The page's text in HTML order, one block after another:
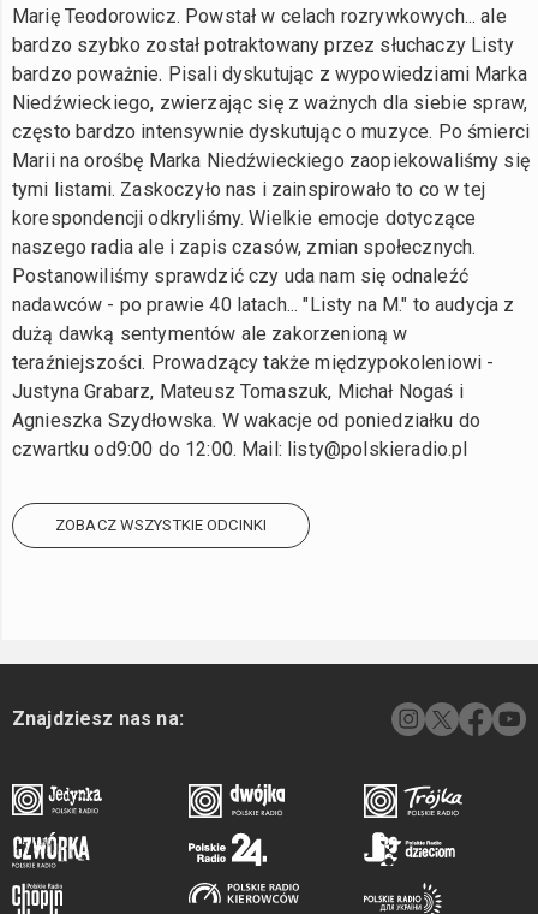
Marię Teodorowicz. Powstał w celach rozrywkowych... ale
bardzo szybko został potraktowany przez słuchaczy Listy
bardzo poważnie. Pisali dyskutując z wypowiedziami Marka
Niedźwieckiego, zwierzając się z ważnych dla siebie spraw,
często bardzo intensywnie dyskutując o muzyce. Po śmierci
Marii na orośbę Marka Niedźwieckiego zaopiekowaliśmy się
tymi listami. Zaskoczyło nas i zainspirowało to co w tej
korespondencji odkryliśmy. Wielkie emocje dotyczące
naszego radia ale i zapis czasów, zmian społecznych.
Postanowiliśmy sprawdzić czy uda nam się odnaleźć
nadawców - po prawie 40 latach... "Listy na M." to audycja z
dużą dawką sentymentów ale zakorzenioną w
teraźniejszości. Prowadzący także międzypokoleniowi -
Justyna Grabarz, Mateusz Tomaszuk, Michał Nogaś i
Agnieszka Szydłowska. W wakacje od poniedziałku do
czwartku od9:00 do 12:00. Mail: listy@polskieradio.pl
ZOBACZ WSZYSTKIE ODCINKI
Znajdziesz nas na: